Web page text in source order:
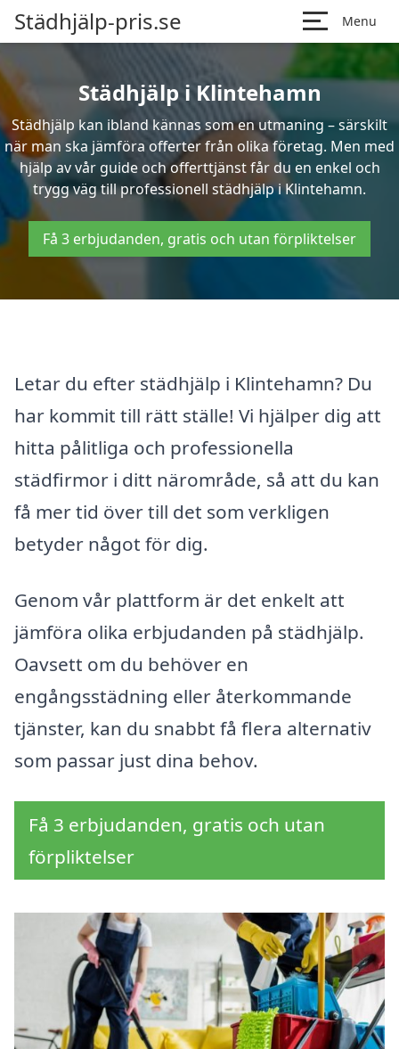
Städhjälp-pris.se Menu
Städhjälp i Klintehamn
Städhjälp kan ibland kännas som en utmaning – särskilt
när man ska jämföra offerter från olika företag. Men med
hjälp av vår guide och offerttjänst får du en enkel och
trygg väg till professionell städhjälp i Klintehamn.
Få 3 erbjudanden, gratis och utan förpliktelser
Letar du efter städhjälp i Klintehamn? Du
har kommit till rätt ställe! Vi hjälper dig att
hitta pålitliga och professionella
städfirmor i ditt närområde, så att du kan
få mer tid över till det som verkligen
betyder något för dig.
Genom vår plattform är det enkelt att
jämföra olika erbjudanden på städhjälp.
Oavsett om du behöver en
engångsstädning eller återkommande
tjänster, kan du snabbt få flera alternativ
som passar just dina behov.
Få 3 erbjudanden, gratis och utan
förpliktelser